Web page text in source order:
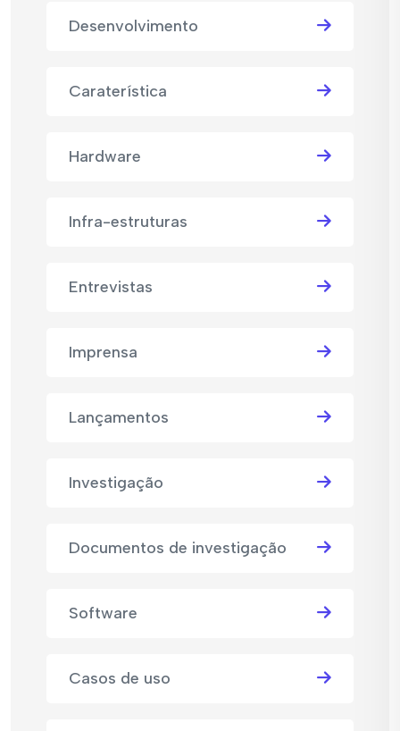
Desenvolvimento
Caraterística
Hardware
Infra-estruturas
Entrevistas
Imprensa
Lançamentos
Investigação
Documentos de investigação
Software
Casos de uso